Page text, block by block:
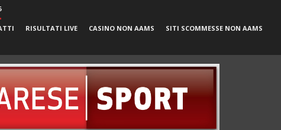
RISULTATI LIVE CASINO NON AAMS SITI SCOMMESSE NON AAMS